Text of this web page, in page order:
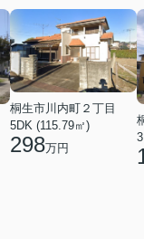
桐生市川内町２丁目
5DK (115.79㎡)
298万円